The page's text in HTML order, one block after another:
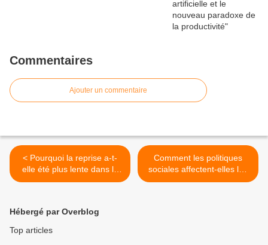
Commentaires
Ajouter un commentaire
< Pourquoi la reprise a-t-
elle été plus lente dans la
zone euro qu’aux Etats-
Comment les politiques
sociales affectent-elles les
inégalités de revenu en
Hébergé par Overblog
Top articles